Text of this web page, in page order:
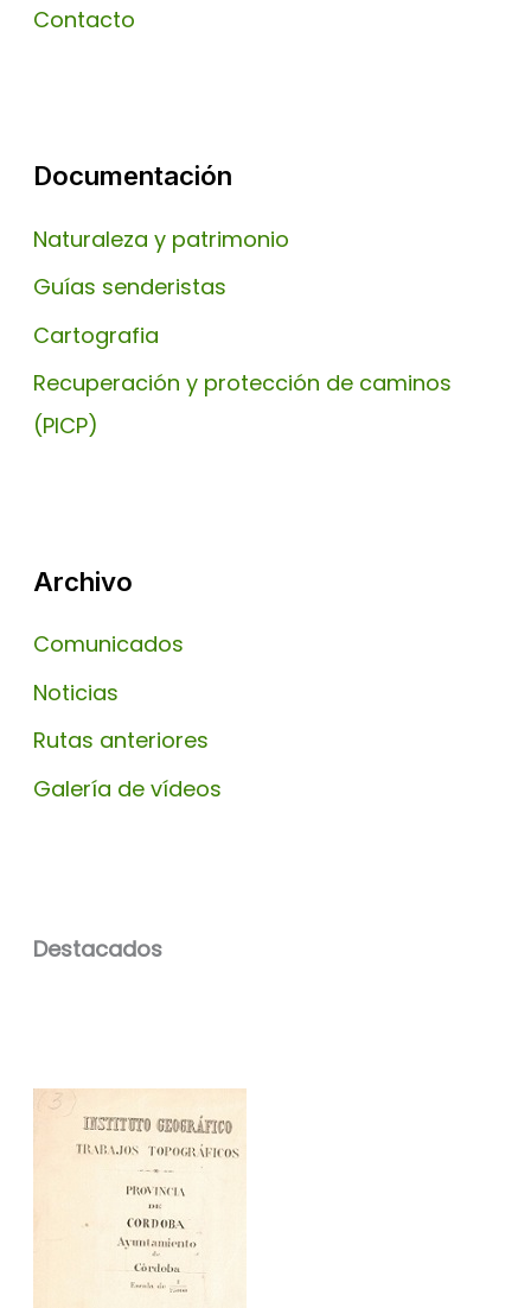
Contacto
Documentación
Naturaleza y patrimonio
Guías senderistas
Cartografia
Recuperación y protección de caminos
(PICP)
Archivo
Comunicados
Noticias
Rutas anteriores
Galería de vídeos
Destacados